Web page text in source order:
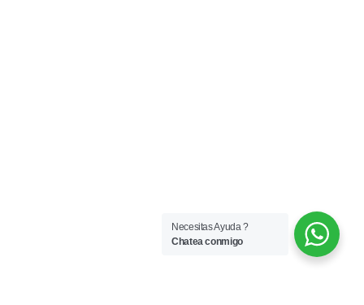
Necesitas Ayuda ?
Chatea conmigo